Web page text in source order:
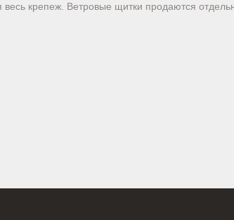
весь крепеж. Ветровые щитки продаются